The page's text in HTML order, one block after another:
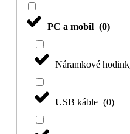
PC a mobil (0)
Náramkové
USB káble (0)